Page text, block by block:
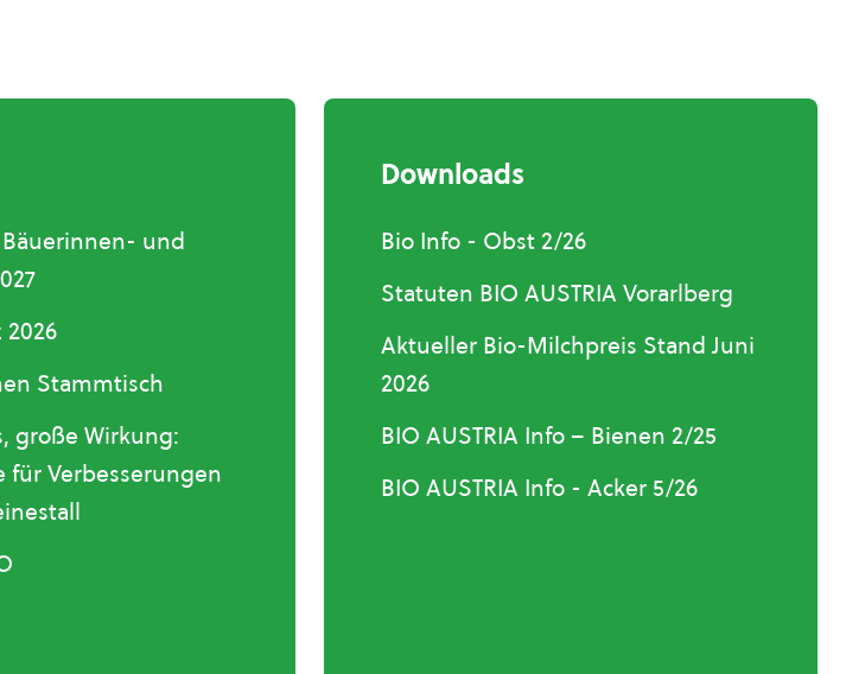
Bäuerinnen- und
Stammtisch
große Wirkung:
für Verbesserungen
Downloads
Bio Info - Obst 2/26
Statuten BIO AUSTRIA Vorarlberg
Aktueller Bio-Milchpreis Stand Juni
2026
BIO AUSTRIA Info – Bienen 2/25
BIO AUSTRIA Info - Acker 5/26